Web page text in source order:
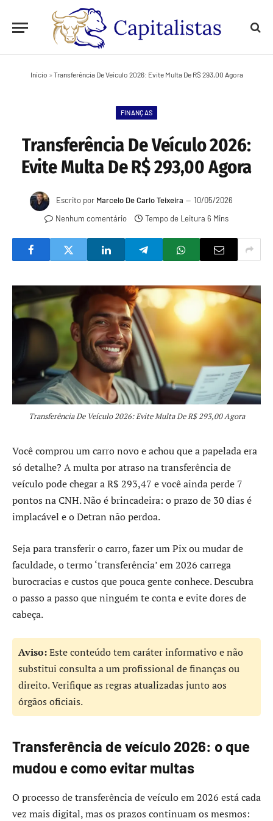
Início » Transferência De Veículo 2026: Evite Multa De R$ 293,00 Agora
FINANÇAS
Transferência De Veículo 2026:
Evite Multa De R$ 293,00 Agora
Escrito por Marcelo De Carlo Teixeira
10/05/2026
Nenhum comentário
Tempo de Leitura 6 Mins
Transferência De Veículo 2026: Evite Multa De R$ 293,00 Agora
Você comprou um carro novo e achou que a papelada era
só detalhe? A multa por atraso na transferência de
veículo pode chegar a R$ 293,47 e você ainda perde 7
pontos na CNH. Não é brincadeira: o prazo de 30 dias é
implacável e o Detran não perdoa.
Seja para transferir o carro, fazer um Pix ou mudar de
faculdade, o termo ‘transferência’ em 2026 carrega
burocracias e custos que pouca gente conhece. Descubra
o passo a passo que ninguém te conta e evite dores de
cabeça.
Aviso:Este conteúdo tem caráter informativo e não
substitui consulta a um profissional de finanças ou
direito. Verifique as regras atualizadas junto aos
órgãos oficiais.
Transferência de veículo 2026: o que
mudou e como evitar multas
O processo de transferência de veículo em 2026 está cada
vez mais digital, mas os prazos continuam os mesmos: